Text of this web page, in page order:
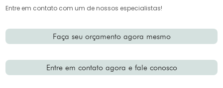
Entre em contato com um de nossos especialistas!
Faça seu orçamento agora mesmo
Entre em contato agora e fale conosco